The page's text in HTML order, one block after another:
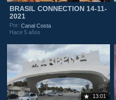
BRASIL CONNECTION 14-11-
2021
Por:Canal Costa
Hace 5 años
13:01